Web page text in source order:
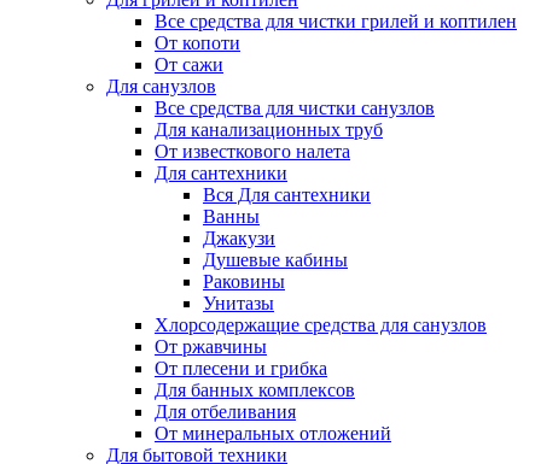
Все средства для чистки грилей и коптилен
От копоти
От сажи
Для санузлов
Все средства для чистки санузлов
Для канализационных труб
От известкового налета
Для сантехники
Вся Для сантехники
Ванны
Джакузи
Душевые кабины
Раковины
Унитазы
Хлорсодержащие средства для санузлов
От ржавчины
От плесени и грибка
Для банных комплексов
Для отбеливания
От минеральных отложений
Для бытовой техники